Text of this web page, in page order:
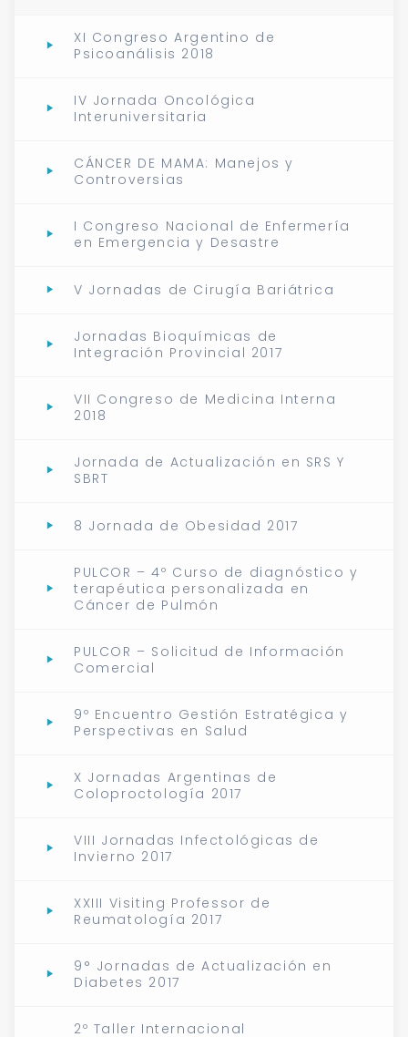
XI Congreso Argentino de
Psicoanálisis 2018
IV Jornada Oncológica
Interuniversitaria
CÁNCER DE MAMA: Manejos y
Controversias
I Congreso Nacional de Enfermería
en Emergencia y Desastre
V Jornadas de Cirugía Bariátrica
Jornadas Bioquímicas de
Integración Provincial 2017
VII Congreso de Medicina Interna
2018
Jornada de Actualización en SRS Y
SBRT
8 Jornada de Obesidad 2017
PULCOR – 4º Curso de diagnóstico y
terapéutica personalizada en
Cáncer de Pulmón
PULCOR – Solicitud de Información
Comercial
9º Encuentro Gestión Estratégica y
Perspectivas en Salud
X Jornadas Argentinas de
Coloproctología 2017
VIII Jornadas Infectológicas de
Invierno 2017
XXIII Visiting Professor de
Reumatología 2017
9° Jornadas de Actualización en
Diabetes 2017
2º Taller Internacional